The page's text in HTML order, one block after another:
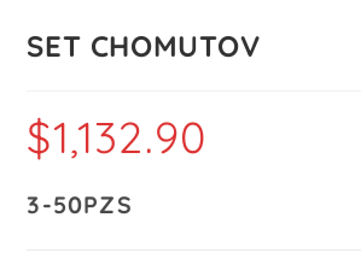
SET CHOMUTOV
$1,132.90
3-50PZS